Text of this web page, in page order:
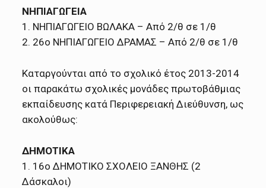
ΝΗΠΙΑΓΩΓΕΙΑ
1. ΝΗΠΙΑΓΩΓΕΙΟ ΒΩΛΑΚΑ – Από 2/θ σε 1/θ
2. 26ο ΝΗΠΙΑΓΩΓΕΙΟ ΔΡΑΜΑΣ – Από 2/θ σε 1/θ
Καταργούνται από το σχολικό έτος 2013-2014
οι παρακάτω σχολικές μονάδες πρωτοβάθμιας
εκπαίδευσης κατά Περιφερειακή Διεύθυνση, ως
ακολούθως:
ΔΗΜΟΤΙΚΑ
1. 16o ΔΗΜΟΤΙΚΟ ΣΧΟΛΕΙΟ ΞΑΝΘΗΣ (2
Δάσκαλοι)